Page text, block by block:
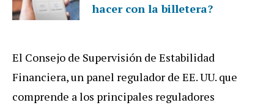
hacer con la billetera?
El Consejo de Supervisión de Estabilidad
Financiera, un panel regulador de EE. UU. que
comprende a los principales reguladores